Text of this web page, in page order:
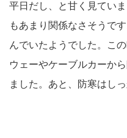
平日だし、と甘く見てい
もあまり関係なさそうで
んでいたようでした。こ
ウェーやケーブルカーか
ました。あと、防寒はしっ